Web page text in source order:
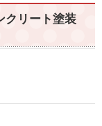
リート塗装